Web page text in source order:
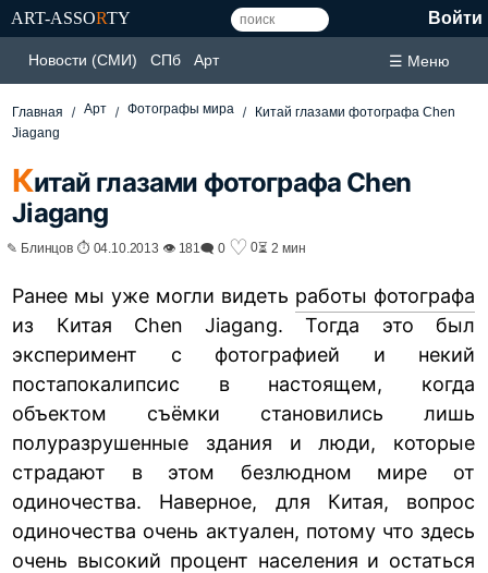
ART-ASSORTY Войти
Новости (СМИ) СПб Арт ☰ Меню
Главная Арт Фотографы мира
Китай глазами фотографа Chen
Jiagang
Китай глазами фотографа Chen
Jiagang
✎ Блинцов ⏱ 04.10.2013 👁 181🗨 0 ♡ 0⏳ 2 мин
Ранее мы уже могли видеть работы фотографа
из Китая Chen Jiagang. Тогда это был
эксперимент с фотографией и некий
постапокалипсис в настоящем, когда
объектом съёмки становились лишь
полуразрушенные здания и люди, которые
страдают в этом безлюдном мире от
одиночества. Наверное, для Китая, вопрос
одиночества очень актуален, потому что здесь
очень высокий процент населения и остаться